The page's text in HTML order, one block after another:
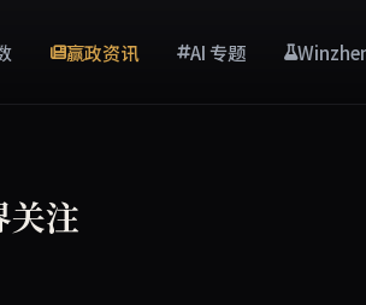
赢政资讯 AI 专题
关注